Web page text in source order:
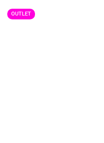
OUTLET